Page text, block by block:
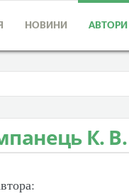
НОВИНИ АВТОРИ
К. В.